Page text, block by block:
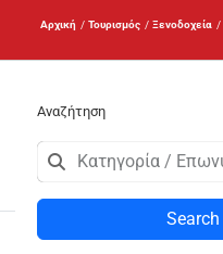
Αρχική Τουρισμός Ξενοδοχεία
Αναζήτηση
Search